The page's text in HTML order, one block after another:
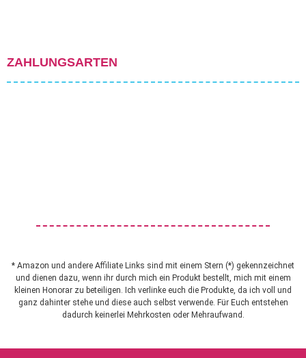
ZAHLUNGSARTEN
* Amazon und andere Affiliate Links sind mit einem Stern (*) gekennzeichnet
und dienen dazu, wenn ihr durch mich ein Produkt bestellt, mich mit einem
kleinen Honorar zu beteiligen. Ich verlinke euch die Produkte, da ich voll und
ganz dahinter stehe und diese auch selbst verwende. Für Euch entstehen
dadurch keinerlei Mehrkosten oder Mehraufwand.